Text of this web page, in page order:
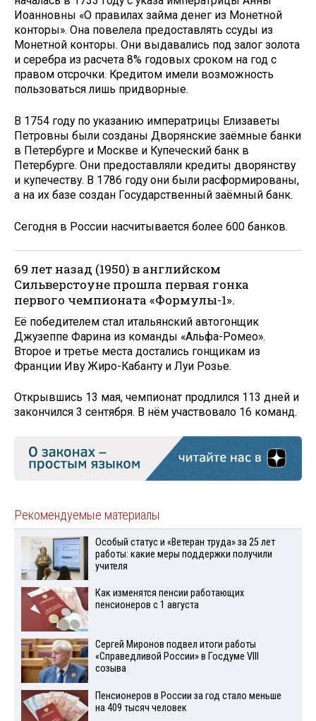
Иоанновны «О правилах займа денег из Монетной
конторы». Она повелела предоставлять ссуды из
Монетной конторы. Они выдавались под залог золота
и серебра из расчета 8% годовых сроком на год с
правом отсрочки. Кредитом имели возможность
пользоваться лишь придворные.
В 1754 году по указанию императрицы Елизаветы
Петровны были созданы Дворянские заёмные банки
в Петербурге и Москве и Купеческий банк в
Петербурге. Они предоставляли кредиты дворянству
и купечеству. В 1786 году они были расформированы,
а на их базе создан Государственный заёмный банк.
Сегодня в России насчитывается более 600 банков.
69 лет назад (1950) в английском
Сильверстоуне прошла первая гонка
первого чемпионата «Формулы-1».
Её победителем стал итальянский автогонщик
Джузеппе Фарина из команды «Альфа-Ромео».
Второе и третье места достались гонщикам из
Франции Иву Жиро-Кабанту и Луи Розье.
Открывшись 13 мая, чемпионат продлился 113 дней и
закончился 3 сентября. В нём участвовало 16 команд.
Рекомендуемые материалы
Особый статус и «Ветеран труда» за 25 лет
работы: какие меры поддержки получили
учителя
Как изменятся пенсии работающих
пенсионеров с 1 августа
Сергей Миронов подвел итоги работы
«Справедливой России» в Госдуме VIII
созыва
Пенсионеров в России за год стало меньше
на 409 тысяч человек